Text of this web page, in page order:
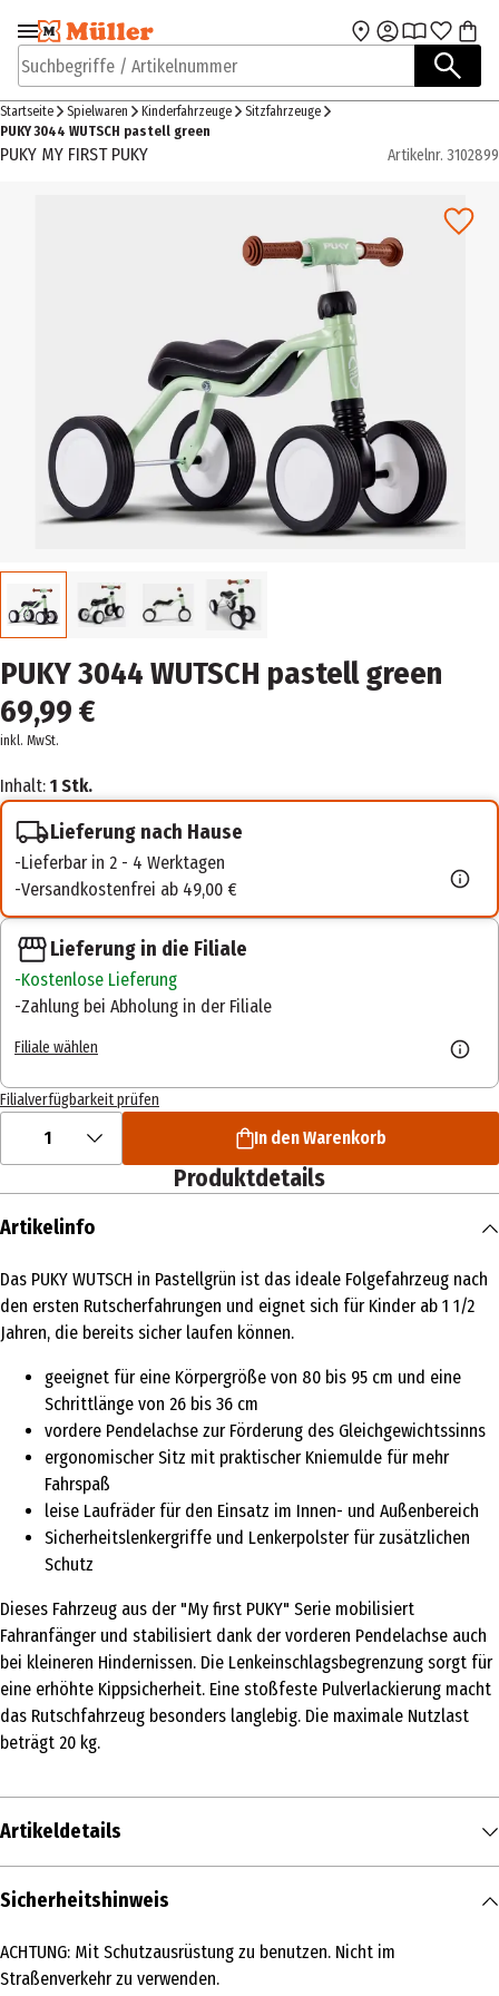
Zur Navigation
springen
Zum Hauptinhalt
Suchbegriffe / Artikelnummer
Startseite Spielwaren Kinderfahrzeuge
Sitzfahrzeuge
PUKY 3044 WUTSCH pastell green
PUKY MY FIRST PUKY Artikelnr. 3102899
PUKY 3044 WUTSCH pastell green
69,99 €
inkl. MwSt.
Inhalt: 1 Stk.
Lieferung nach Hause
Lieferbar in 2 - 4 Werktagen
Versandkostenfrei ab 49,00 €
Lieferung in die Filiale
Kostenlose Lieferung
Zahlung bei Abholung in der Filiale
Filiale wählen
Filialverfügbarkeit prüfen
1 In den Warenkorb
Produktdetails
Artikelinfo
Das PUKY WUTSCH in Pastellgrün ist das ideale Folgefahrzeug nach
den ersten Rutscherfahrungen und eignet sich für Kinder ab 1 1/2
Jahren, die bereits sicher laufen können.
geeignet für eine Körpergröße von 80 bis 95 cm und eine
Schrittlänge von 26 bis 36 cm
vordere Pendelachse zur Förderung des Gleichgewichtssinns
ergonomischer Sitz mit praktischer Kniemulde für mehr
Fahrspaß
leise Laufräder für den Einsatz im Innen- und Außenbereich
Sicherheitslenkergriffe und Lenkerpolster für zusätzlichen
Schutz
Dieses Fahrzeug aus der "My first PUKY" Serie mobilisiert
Fahranfänger und stabilisiert dank der vorderen Pendelachse auch
bei kleineren Hindernissen. Die Lenkeinschlagsbegrenzung sorgt für
eine erhöhte Kippsicherheit. Eine stoßfeste Pulverlackierung macht
das Rutschfahrzeug besonders langlebig. Die maximale Nutzlast
beträgt 20 kg.
Artikeldetails
Inhalt
Produkttyp
Sicherheitshinweis
ACHTUNG: Mit Schutzausrüstung zu benutzen. Nicht im
Straßenverkehr zu verwenden.